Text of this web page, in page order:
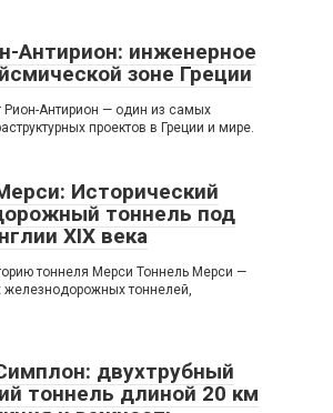
Антирион: инженерное
зоне Греции
Антирион — один из самых
проектов в Греции и мире.
Исторический
тоннель под
XIX века
тоннеля Мерси Тоннель Мерси —
железнодорожных тоннелей,
двухтрубный
тоннель длиной 20 км